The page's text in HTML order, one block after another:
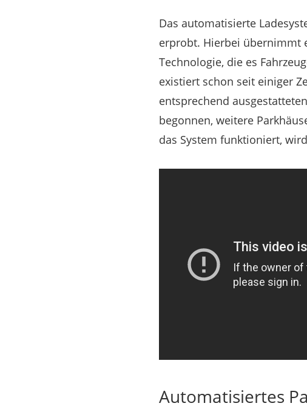
Das automatisierte
erprobt. Hierbei übernimmt
Technologie, die es
existiert schon seit einiger
entsprechend
begonnen, weitere
das System funktioniert,
Automatisiertes